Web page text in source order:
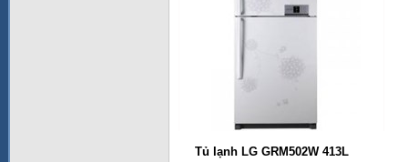
Tủ lạnh LG GRM502W 413L